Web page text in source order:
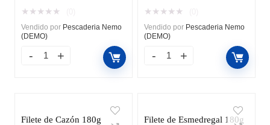
★ ★ ★ ★ ★
Vendido por Pescaderia Nemo
(DEMO)
★ ★ ★ ★ ★
Vendido por Pescaderia Nemo
(DEMO)
Filete de Cazón 180g Filete de Esmedregal 180g